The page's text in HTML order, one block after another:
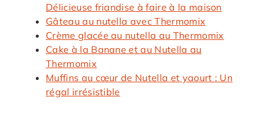
Délicieuse friandise à faire à la maison
Gâteau au nutella avec Thermomix
Crème glacée au nutella au Thermomix
Cake à la Banane et au Nutella au
Thermomix
Muffins au cœur de Nutella et yaourt : Un
régal irrésistible